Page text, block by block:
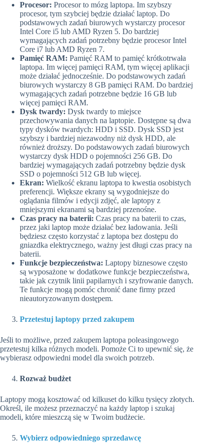
Procesor: Procesor to mózg laptopa. Im szybszy
procesor, tym szybciej będzie działać laptop. Do
podstawowych zadań biurowych wystarczy procesor
Intel Core i5 lub AMD Ryzen 5. Do bardziej
wymagających zadań potrzebny będzie procesor Intel
Core i7 lub AMD Ryzen 7.
Pamięć RAM: Pamięć RAM to pamięć krótkotrwała
laptopa. Im więcej pamięci RAM, tym więcej aplikacji
może działać jednocześnie. Do podstawowych zadań
biurowych wystarczy 8 GB pamięci RAM. Do bardziej
wymagających zadań potrzebne będzie 16 GB lub
więcej pamięci RAM.
Dysk twardy: Dysk twardy to miejsce
przechowywania danych na laptopie. Dostępne są dwa
typy dysków twardych: HDD i SSD. Dysk SSD jest
szybszy i bardziej niezawodny niż dysk HDD, ale
również droższy. Do podstawowych zadań biurowych
wystarczy dysk HDD o pojemności 256 GB. Do
bardziej wymagających zadań potrzebny będzie dysk
SSD o pojemności 512 GB lub więcej.
Ekran: Wielkość ekranu laptopa to kwestia osobistych
preferencji. Większe ekrany są wygodniejsze do
oglądania filmów i edycji zdjęć, ale laptopy z
mniejszymi ekranami są bardziej przenośne.
Czas pracy na baterii: Czas pracy na baterii to czas,
przez jaki laptop może działać bez ładowania. Jeśli
będziesz często korzystać z laptopa bez dostępu do
gniazdka elektrycznego, ważny jest długi czas pracy na
baterii.
Funkcje bezpieczeństwa: Laptopy biznesowe często
są wyposażone w dodatkowe funkcje bezpieczeństwa,
takie jak czytnik linii papilarnych i szyfrowanie danych.
Te funkcje mogą pomóc chronić dane firmy przed
nieautoryzowanym dostępem.
Przetestuj laptopy przed zakupem
Jeśli to możliwe, przed zakupem laptopa poleasingowego
przetestuj kilka różnych modeli. Pomoże Ci to upewnić się, że
wybierasz odpowiedni model dla swoich potrzeb.
Rozważ budżet
Laptopy mogą kosztować od kilkuset do kilku tysięcy złotych.
Określ, ile możesz przeznaczyć na każdy laptop i szukaj
modeli, które mieszczą się w Twoim budżecie.
Wybierz odpowiedniego sprzedawcę